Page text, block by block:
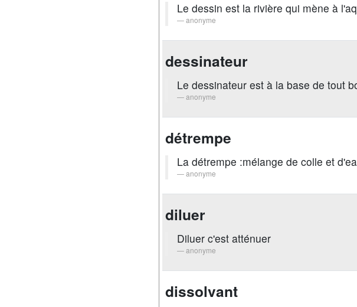
Le dessin est la rivière qui mène à
anonyme
dessinateur
Le dessinateur est à la base de tout
anonyme
détrempe
La détrempe :mélange de colle et
anonyme
diluer
Diluer c'est atténuer
anonyme
dissolvant